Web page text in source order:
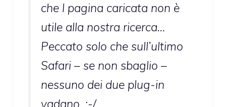
che l pagina caricata non è
utile alla nostra ricerca…
Peccato solo che sull’ultimo
Safari – se non sbaglio –
nessuno dei due plug-in
vadano. :-/